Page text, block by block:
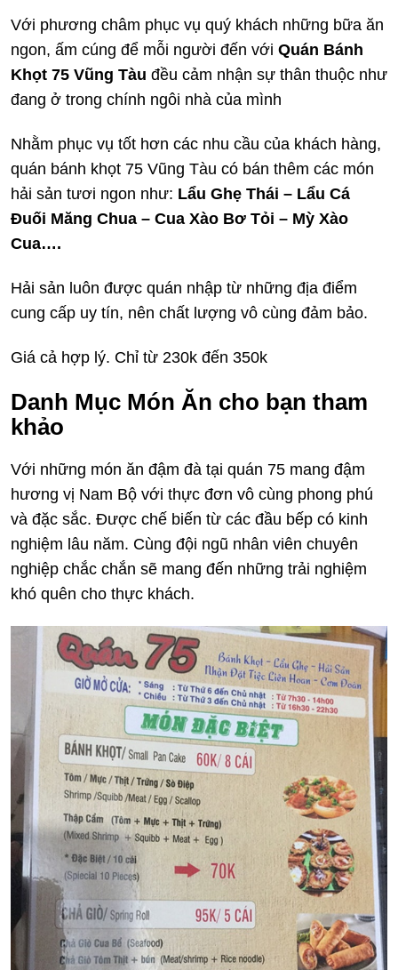
Với phương châm phục vụ quý khách những bữa ăn
ngon, ấm cúng để mỗi người đến với Quán Bánh
Khọt 75 Vũng Tàu đều cảm nhận sự thân thuộc như
đang ở trong chính ngôi nhà của mình
Nhằm phục vụ tốt hơn các nhu cầu của khách hàng,
quán bánh khọt 75 Vũng Tàu có bán thêm các món
hải sản tươi ngon như: Lẩu Ghẹ Thái – Lẩu Cá
Đuối Măng Chua – Cua Xào Bơ Tỏi – Mỳ Xào
Cua….
Hải sản luôn được quán nhập từ những địa điểm
cung cấp uy tín, nên chất lượng vô cùng đảm bảo.
Giá cả hợp lý. Chỉ từ 230k đến 350k
Danh Mục Món Ăn cho bạn tham
khảo
Với những món ăn đậm đà tại quán 75 mang đậm
hương vị Nam Bộ với thực đơn vô cùng phong phú
và đặc sắc. Được chế biến từ các đầu bếp có kinh
nghiệm lâu năm. Cùng đội ngũ nhân viên chuyên
nghiệp chắc chắn sẽ mang đến những trải nghiệm
khó quên cho thực khách.